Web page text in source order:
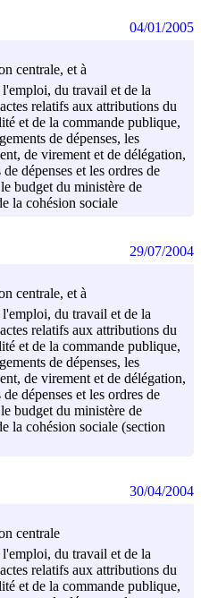
centrale, et à
du travail et de la
relatifs aux attributions du
et de la commande publique,
de dépenses, les
de virement et de délégation,
dépenses et les ordres de
budget du ministère de
la cohésion sociale
04/01/2005
centrale, et à
du travail et de la
relatifs aux attributions du
et de la commande publique,
de dépenses, les
de virement et de délégation,
dépenses et les ordres de
budget du ministère de
la cohésion sociale (section
29/07/2004
centrale
du travail et de la
relatifs aux attributions du
et de la commande publique,
30/04/2004